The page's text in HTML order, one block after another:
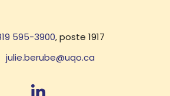
595-3900, poste 1917
julie.berube@uqo.ca